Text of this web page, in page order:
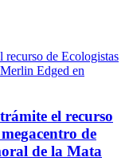
el recurso
de
de la Mata